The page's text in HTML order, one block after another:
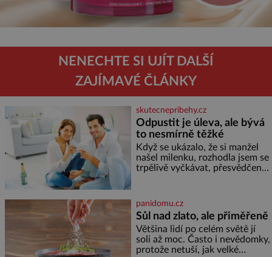
NENECHTE SI UJÍT DALŠÍ
ZAJÍMAVÉ ČLÁNKY
skutecnepribehy.cz
Odpustit je úleva, ale bývá
to nesmírně těžké
Když se ukázalo, že si manžel
našel milenku, rozhodla jsem se
trpělivě vyčkávat, přesvědčena,
nejtěžších věcí na světě. Ale
každý, kdo s tím má nějaké
zkušenosti, se zapřísahá, že
pokud odpustíte, znatelně se
vám uleví. Když se ke mně
doneslo, že si manžel pořídil
panidomu.cz
Sůl nad zlato, ale přiměřeně
Většina lidí po celém světě jí
soli až moc. Často i nevědomky,
protože netuší, jak velké